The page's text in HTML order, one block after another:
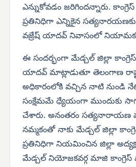
ఎన్నుకోవడం జరిగిందన్నారు.
ప్రతినిధిగా ఎన్నికైన సత్యనారయణకు
వజ్రేష్ యాదవ్ నివాసంలో నియామక
ఈ సందర్భంగా మేడ్చల్ జిల్లా కాంగ్రెస్
యాదవ్ మాట్లాడుతూ తెలంగాణ
అధికారంలోకి వచ్చిన నాటి నుండి
సంక్షేమమే ధ్యేయంగా ముందుకు
చేశారు. అనంతరం
నమ్మకంతో నాకు మేడ్చల్ జిల్లా
ప్రతినిధిగా నియమించిన జిల్లా
మేడ్చల్ నియోజకవర్గ మాజి కాంగ్రెస్